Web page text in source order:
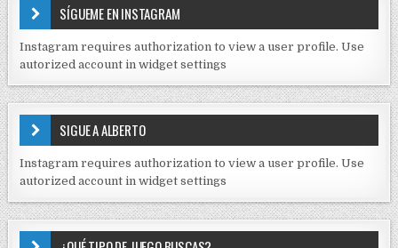
I
D
S
E
J
C
K
SÍGUEME EN INSTAGRAM
Instagram requires authorization to view a user profile. Use
autorized account in widget settings
SIGUE A ALBERTO
Instagram requires authorization to view a user profile. Use
autorized account in widget settings